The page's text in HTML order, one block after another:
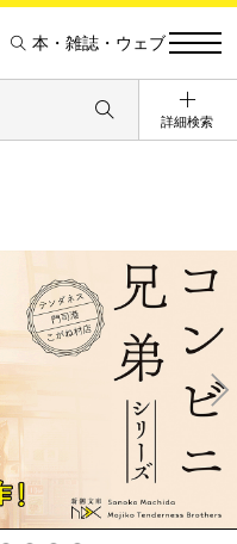
本・雑誌・ウェブ
詳細検索
xt